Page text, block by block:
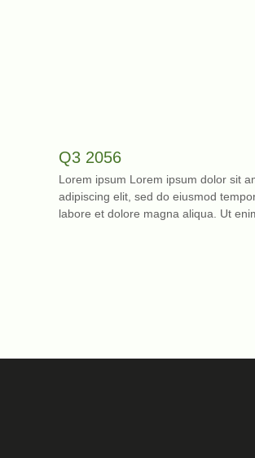
Q3 2056
Lorem ipsum Lorem ipsum dolor sit
adipiscing elit, sed do eiusmod
labore et dolore magna aliqua. Ut